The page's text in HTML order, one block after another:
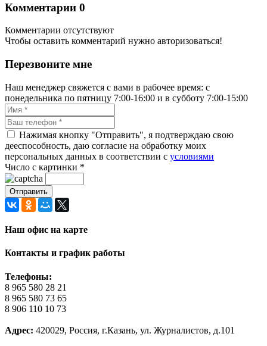
Комментарии 0
Комментарии отсутствуют
Чтобы оставить комментарий нужно авторизоваться!
Перезвоните мне
Наш менеджер свяжется с вами в рабочее время: с
понедельника по пятницу 7:00-16:00 и в субботу 7:00-15:00
Нажимая кнопку "Отправить", я подтверждаю свою
дееспособность, даю согласие на обработку моих
персональных данных в соответствии с условиями
Число с картинки *
Наш офис на карте
Контакты и график работы
Телефоны:
8 965 580 28 21
8 965 580 73 65
8 906 110 10 73
Адрес: 420029, Россия, г.Казань, ул. Журналистов, д.101